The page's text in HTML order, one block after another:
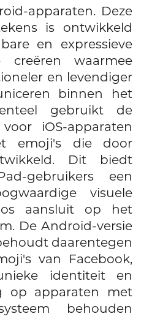
apparaten. Deze
is ontwikkeld
en expressieve
waarmee
en levendiger
binnen het
gebruikt de
iOS-apparaten
emoji's die door
Dit biedt
gebruikers een
visuele
aansluit op het
De Android-versie
daarentegen
van Facebook,
identiteit en
op apparaten met
behouden